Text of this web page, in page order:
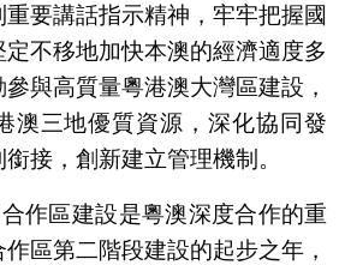
要講話指示精神，牢牢把握國
不移地加快本澳的經濟適度多
與高質量粵港澳大灣區建設，
澳三地優質資源，深化協同發
接，創新建立管理機制。
作區建設是粵澳深度合作的重
區第二階段建設的起步之年，